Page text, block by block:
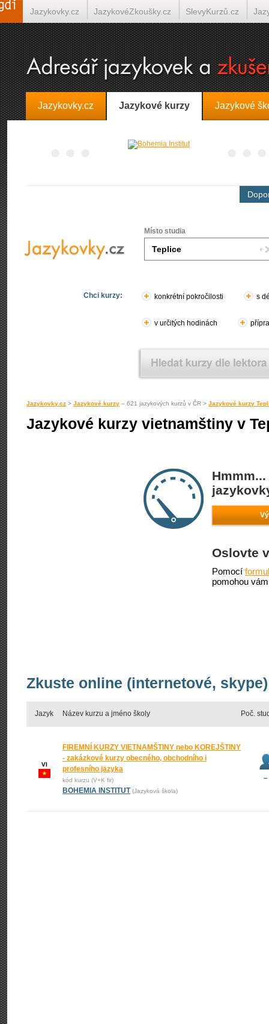
Jazykovky.cz Jazykové kurzy Jazykové
Místo studia
Chci kurzy: konkrétní pokročilosti s
v určitých hodinách
Jazykovky.cz > Jazykové kurzy – 621 jazykových kurzů v ČR > Jazykové kurzy
Jazykové kurzy vietnamštiny v
Oslovte
Pomocí
pomohou
Zkuste online (internetové,
Jazyk Název kurzu a jméno školy Poč.
VI
FIREMNÍ KURZY VIETNAMŠTINY nebo KOREJŠTINY
- zakázkové kurzy obecného, obchodního i
profesního jazyka
kód kurzu (V+K fir)
BOHEMIA INSTITUT (Jazyková škola)
–
Jazykovky.cz JazykovéZkoušky.cz SlevyKurzů.cz
Španělština on-line Italština on-line Tlumočení-